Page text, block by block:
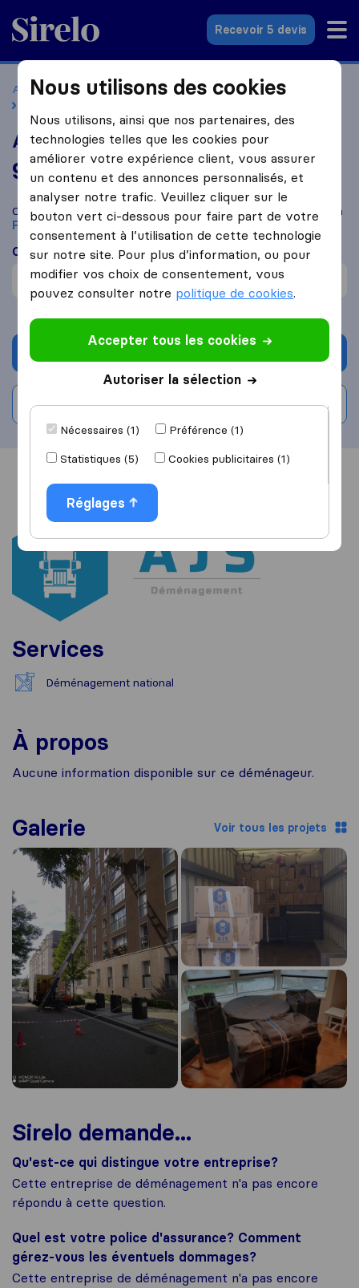
Sirelo.fr
Recevoir 5 devis
Accueil Déménageurs France
Déménageurs Franconville
AJS Déménagement
9,7 basé sur 114
avis Sirelo et Google
i
Comparez AJS Déménagement avec d'autresdéménageurs
à
Franconville
Ce que disent les clients
Professionnel (1)
Demander un devis
Rédiger un avis
Vue d'ensemble
Services
Déménagement national
À propos
Aucune information disponible sur ce déménageur.
Galerie Voir tous les projets
Sirelo demande...
Qu'est-ce qui distingue votre entreprise?
Cette entreprise de déménagement n'a pas encore
répondu à cette question.
Quel est votre police d'assurance? Comment
gérez-vous les éventuels dommages?
Cette entreprise de déménagement n'a pas encore
Nous utilisons des cookies
Nous utilisons, ainsi que nos partenaires, des
technologies telles que les cookies pour
améliorer votre expérience client, vous assurer
un contenu et des annonces personnalisés, et
analyser notre trafic. Veuillez cliquer sur le
bouton vert ci-dessous pour faire part de votre
consentement à l’utilisation de cette technologie
sur notre site. Pour plus d’information, ou pour
modifier vos choix de consentement, vous
pouvez consulter notre politique de cookies.
Accepter tous les cookies
Autoriser la sélection
Nécessaires (1)
Préférence (1)
Statistiques (5)
Cookies publicitaires (1)
Réglages